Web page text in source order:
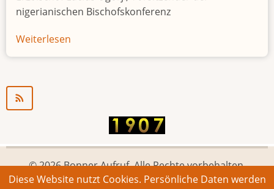
nigerianischen Bischofskonferenz
Weiterlesen
Jugendarbeitslosigkeit
© 2026 Bonner Aufruf. Alle Rechte vorbehalten.
Diese Website nutzt Cookies. Persönliche Daten werden